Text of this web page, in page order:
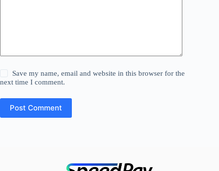
Save my name, email and website in this browser for the
next time I comment.
Post Comment